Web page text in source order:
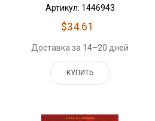
Артикул: 1446943
$34.61
Доставка за 14–20 дней
КУПИТЬ